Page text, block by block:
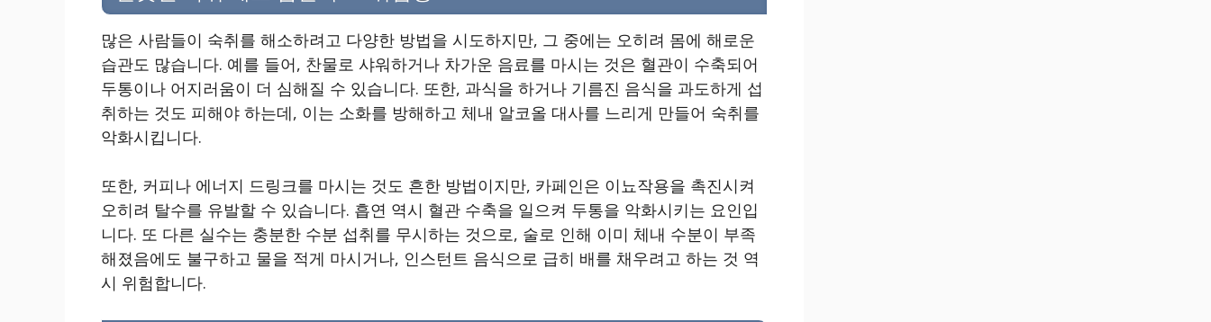
많은 사람들이 숙취를 해소하려고 다양한 방법을 시도하지만, 그 중에는 오히려 몸에 해로운
습관도 많습니다. 예를 들어, 찬물로 샤워하거나 차가운 음료를 마시는 것은 혈관이 수축되어
두통이나 어지러움이 더 심해질 수 있습니다. 또한, 과식을 하거나 기름진 음식을 과도하게 섭
취하는 것도 피해야 하는데, 이는 소화를 방해하고 체내 알코올 대사를 느리게 만들어 숙취를
악화시킵니다.
또한, 커피나 에너지 드링크를 마시는 것도 흔한 방법이지만, 카페인은 이뇨작용을 촉진시켜
오히려 탈수를 유발할 수 있습니다. 흡연 역시 혈관 수축을 일으켜 두통을 악화시키는 요인입
니다. 또 다른 실수는 충분한 수분 섭취를 무시하는 것으로, 술로 인해 이미 체내 수분이 부족
해졌음에도 불구하고 물을 적게 마시거나, 인스턴트 음식으로 급히 배를 채우려고 하는 것 역
시 위험합니다.